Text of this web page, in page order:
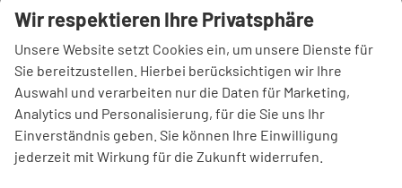
Aufmerksamkeits- und Müdigkeitswarnung mit
Fahrerbeobachtungskamera, Automatische
Distanzregelung ACC, Berganfahrassistent, Digital
Cockpit, mehrfarbig, verschiedene Info-Profile wählbar,
Elektronische Parkbremse inkl. Auto-Hold-Funktion,
Fernlichtassistent Light Assist,
Geschwindigkeitsbegrenzer mit vorausschauender
Wir respektieren Ihre Privatsphäre
Unsere Website setzt Cookies ein, um unsere Dienste für
Sie bereitzustellen. Hierbei berücksichtigen wir Ihre
Auswahl und verarbeiten nur die Daten für Marketing,
Analytics und Personalisierung, für die Sie uns Ihr
Einverständnis geben. Sie können Ihre Einwilligung
jederzeit mit Wirkung für die Zukunft widerrufen.